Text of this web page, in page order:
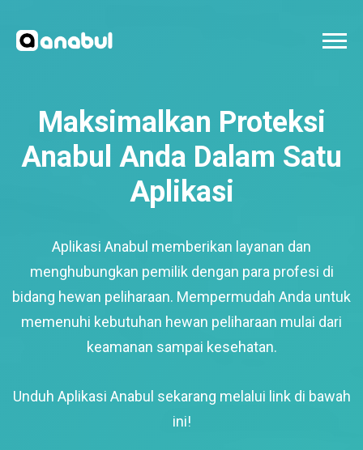
Maksimalkan Proteksi
Anabul Anda Dalam Satu
Aplikasi
Aplikasi Anabul memberikan layanan dan
menghubungkan pemilik dengan para profesi di
bidang hewan peliharaan. Mempermudah Anda untuk
memenuhi kebutuhan hewan peliharaan mulai dari
keamanan sampai kesehatan.
Unduh Aplikasi Anabul sekarang melalui link di bawah
ini!